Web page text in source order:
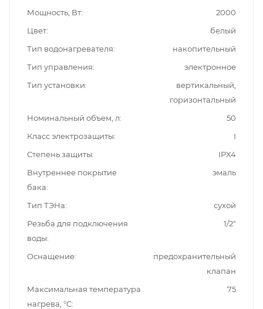
Мощность, Вт
2000
Цвет
белый
Тип водонагревателя
накопительный
Тип управления
электронное
Тип установки
вертикальный,
горизонтальный
Номинальный объем, л
50
Класс электрозащиты
I
Степень защиты
IPX4
Внутреннее покрытие
бака
эмаль
Тип ТЭНа
сухой
Резьба для подключения
воды
1/2"
Оснащение
предохранительный
клапан
Максимальная температура
нагрева, °C
75